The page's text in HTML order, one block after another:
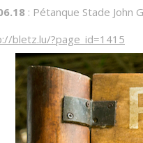
: Pétanque Stade John
bletz.lu/?page_id=1415